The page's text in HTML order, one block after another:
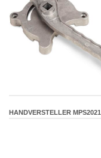
HANDVERSTELLER MPS2021